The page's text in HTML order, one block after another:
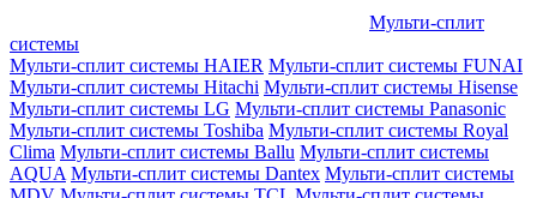
Мульти-сплит
системы
Мульти-сплит системы HAIER Мульти-сплит системы FUNAI
Мульти-сплит системы Hitachi Мульти-сплит системы Hisense
Мульти-сплит системы LG Мульти-сплит системы Panasonic
Мульти-сплит системы Toshiba Мульти-сплит системы Royal
Clima Мульти-сплит системы Ballu Мульти-сплит системы
AQUA Мульти-сплит системы Dantex Мульти-сплит системы